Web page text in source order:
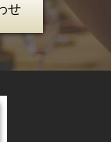
せ